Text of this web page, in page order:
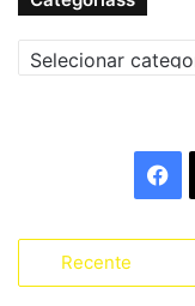
Recuperação
alimentação
10 mitos
Categoriass
Recente